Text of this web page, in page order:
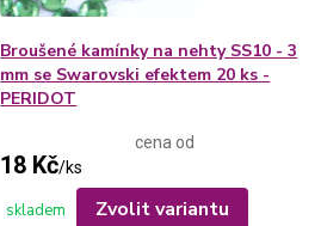
Broušené kamínky na nehty SS10 - 3
mm se Swarovski efektem 20 ks -
PERIDOT
cena od
18 Kč/ks
skladem Zvolit variantu